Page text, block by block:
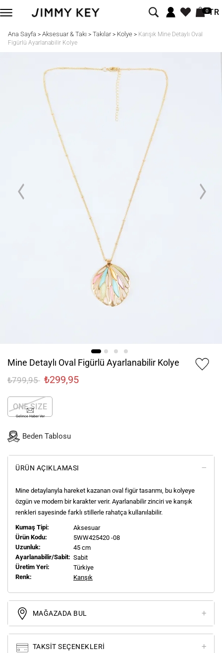
0TR
Ana Sayfa > Aksesuar & Takı > Takılar> Kolye> Karışık Mine Detaylı Oval
Figürlü Ayarlanabilir Kolye
Mine Detaylı Oval Figürlü Ayarlanabilir Kolye
₺799,95 ₺299,95
ONE SIZE
Gelince Haber Ver
Beden Tablosu
ÜRÜN AÇIKLAMASI
Mine detaylarıyla hareket kazanan oval figür tasarımı, bu kolyeye
özgün ve modern bir karakter verir. Ayarlanabilir zinciri ve karışık
renkleri sayesinde farklı stillerle rahatça kullanılabilir.
Kumaş Tipi:
Aksesuar
Ürün Kodu:
5WW425420 -08
Uzunluk:
45 cm
Ayarlanabilir/Sabit: Sabit
Üretim Yeri:
Türkiye
Renk:
Karışık
MAĞAZADA BUL
TAKSIT SEÇENEKLERI